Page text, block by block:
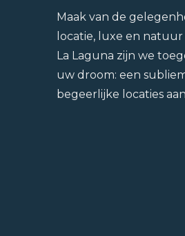
Maak van de
locatie, luxe en
La Laguna zijn we
uw droom: een
begeerlijke locaties